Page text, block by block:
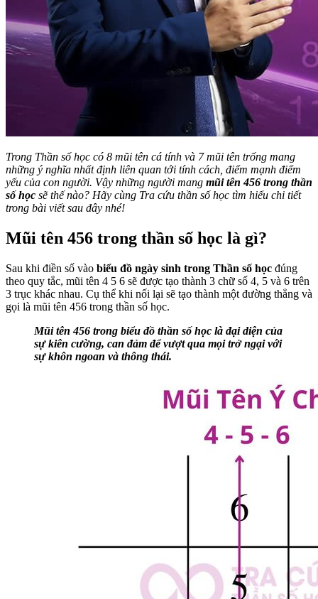
Trong Thần số học có 8 mũi tên cá tính và 7 mũi tên trống mang
những ý nghĩa nhất định liên quan tới tính cách, điểm mạnh điểm
yếu của con người. Vậy những người mang mũi tên 456 trong thần
số học sẽ thế nào? Hãy cùng Tra cứu thần số học tìm hiểu chi tiết
trong bài viết sau đây nhé!
Mũi tên 456 trong thần số học là gì?
Sau khi điền số vào biểu đồ ngày sinh trong Thần số học đúng
theo quy tắc, mũi tên 4 5 6 sẽ được tạo thành 3 chữ số 4, 5 và 6 trên
3 trục khác nhau. Cụ thể khi nối lại sẽ tạo thành một đường thẳng và
gọi là mũi tên 456 trong thần số học.
Mũi tên 456 trong biểu đồ thần số học là đại diện của
sự kiên cường, can đảm để vượt qua mọi trở ngại với
sự khôn ngoan và thông thái.